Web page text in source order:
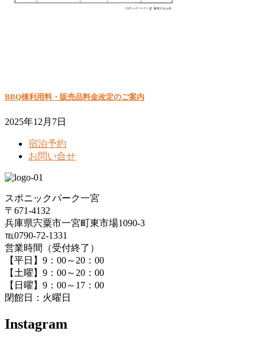
BBQ棟利用料・販売品料金改定のご案内
2025年12月7日
宿泊予約
お問い合せ
スポニックパーク一宮
〒671-4132
兵庫県宍粟市一宮町東市場1090-3
℡0790-72-1331
営業時間（受付終了）
【平日】9：00～20：00
【土曜】9：00～20：00
【日曜】9：00～17：00
閉館日：火曜日
Instagram